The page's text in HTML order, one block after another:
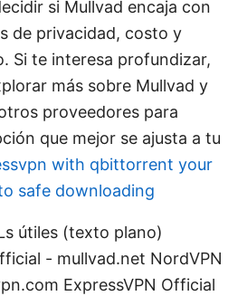
si Mullvad encaja con
de privacidad, costo y
Si te interesa profundizar,
más sobre Mullvad y
proveedores para
que mejor se ajusta a tu
with qbittorrent your
safe downloading
útiles (texto plano)
- mullvad.net NordVPN
ExpressVPN Official